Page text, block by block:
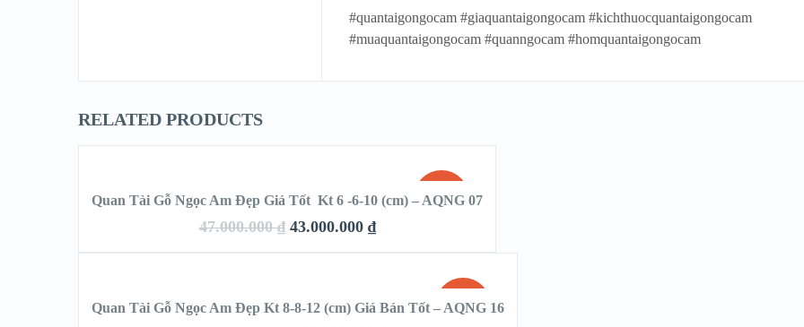
#quantaigongocam #giaquantaigongocam #kichthuocquantaigongocam
#muaquantaigongocam #quanngocam #homquantaigongocam
RELATED PRODUCTS
SALE!
VIEW DETAILS
Quan Tài Gỗ Ngọc Am Đẹp Giá Tốt Kt 6 -6-10 (cm) – AQNG 07
47.000.000₫ 43.000.000 ₫
SALE!
Quan Tài Gỗ Ngọc Am Đẹp Kt 8-8-12 (cm) Giá Bán Tốt – AQNG 16